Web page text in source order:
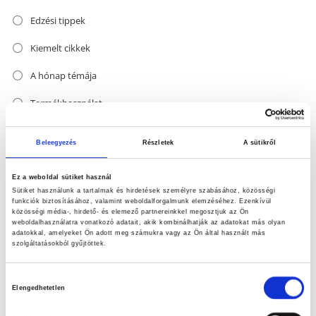
Beleegyezés Részletek A sütikről
Ez a weboldal sütiket használ
Sütiket használunk a tartalmak és hirdetések személyre szabásához, közösségi
funkciók biztosításához, valamint weboldalforgalmunk elemzéséhez. Ezenkívül
közösségi média-, hirdető- és elemező partnereinkkel megosztjuk az Ön
weboldalhasználatra vonatkozó adatait, akik kombinálhatják az adatokat más olyan
adatokkal, amelyeket Ön adott meg számukra vagy az Ön által használt más
szolgáltatásokból gyűjtöttek.
Elengedhetetlen
Edzési tippek
Kiemelt cikkek
A hónap témája
Termékhasználat
párbaj
Vegyes